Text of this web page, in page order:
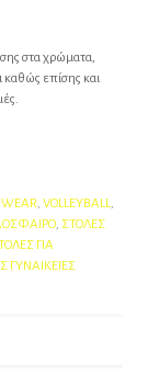
στα χρώματα,
καθώς επίσης και
WEAR, VOLLEYBALL,
, ΣΤΟΛΕΣ
ΓΙΑ
ΓΥΝΑΙΚΕΙΕΣ